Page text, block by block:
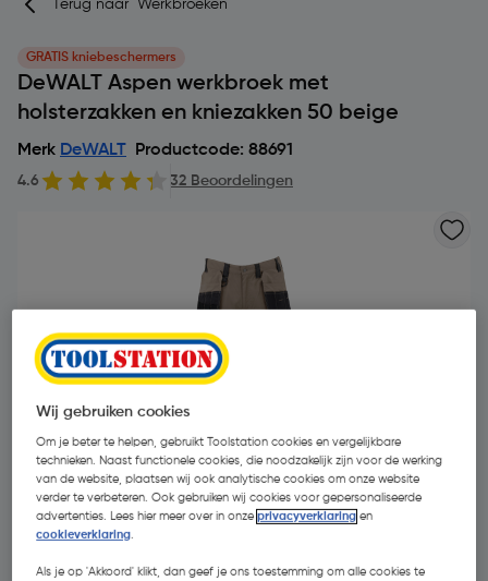
Terug naar Werkbroeken
GRATIS kniebeschermers
DeWALT Aspen werkbroek met
holsterzakken en kniezakken 50 beige
Merk DeWALT Productcode: 88691
4.6 32 Beoordelingen
Wij gebruiken cookies
Om je beter te helpen, gebruikt Toolstation cookies en vergelijkbare
technieken. Naast functionele cookies, die noodzakelijk zijn voor de werking
van de website, plaatsen wij ook analytische cookies om onze website
verder te verbeteren. Ook gebruiken wij cookies voor gepersonaliseerde
advertenties. Lees hier meer over in onzeprivacyverklaring en
cookieverklaring
Als je op 'Akkoord' klikt, dan geef je ons toestemming om alle cookies te